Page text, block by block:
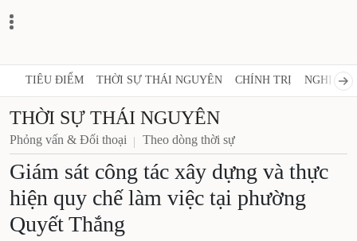
TIÊU ĐIỂM THỜI SỰ THÁI NGUYÊN CHÍNH TRỊ NGHỊ
THỜI SỰ THÁI NGUYÊN
Phỏng vấn & Đối thoại Theo dòng thời sự
Giám sát công tác xây dựng và thực
hiện quy chế làm việc tại phường
Quyết Thắng